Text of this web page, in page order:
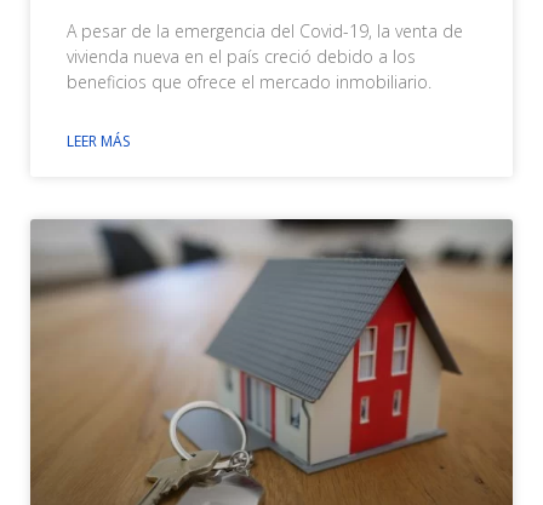
A pesar de la emergencia del Covid-19, la venta de
vivienda nueva en el país creció debido a los
beneficios que ofrece el mercado inmobiliario.
LEER MÁS